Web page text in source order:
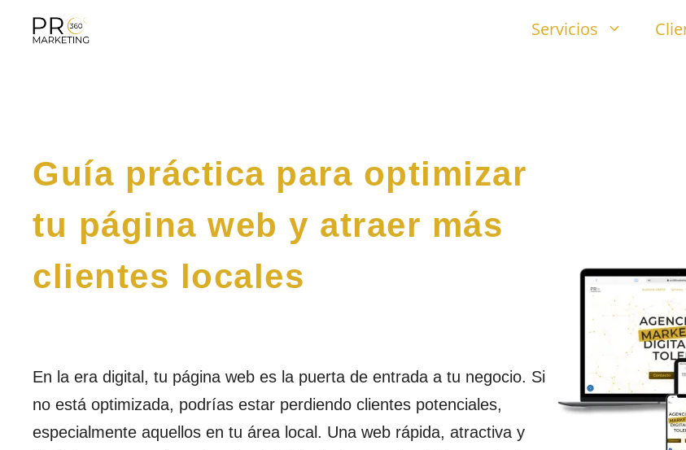
Saltar
Servicios
Guía práctica para optimizar
tu página web y atraer más
clientes locales
En la era digital, tu página web es la puerta de entrada a tu negocio. Si
no está optimizada, podrías estar perdiendo clientes potenciales,
especialmente aquellos en tu área local. Una web rápida, atractiva y